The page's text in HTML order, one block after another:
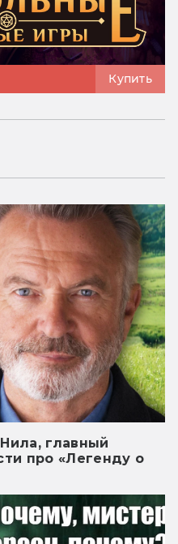
Купить
главный
про «Легенду о